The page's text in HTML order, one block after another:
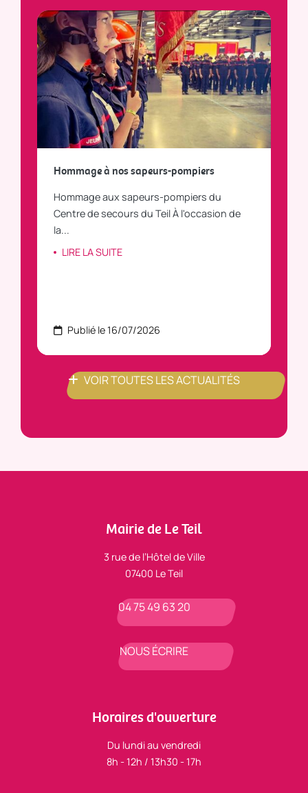
Hommage à nos sapeurs-pompiers
Hommage aux sapeurs-pompiers du
Centre de secours du Teil À l'occasion de
la...
LIRE LA SUITE
Publié le 16/07/2026
VOIR TOUTES LES ACTUALITÉS
Mairie de Le Teil
3 rue de l’Hôtel de Ville
07400 Le Teil
04 75 49 63 20
NOUS ÉCRIRE
Horaires d'ouverture
Du lundi au vendredi
8h - 12h / 13h30 - 17h